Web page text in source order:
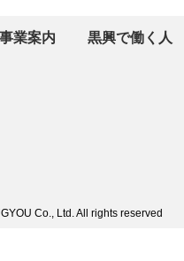
事業案内 黒興で働く人
Co., Ltd.All rights reserved